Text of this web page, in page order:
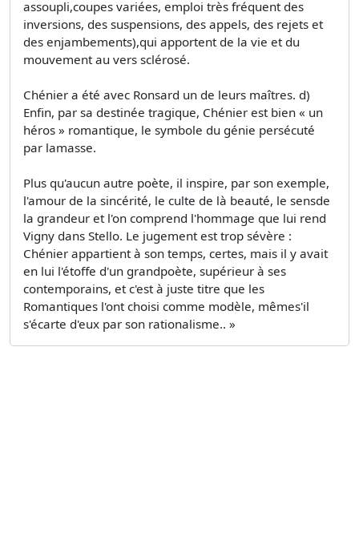
assoupli,coupes variées, emploi très fréquent des
inversions, des suspensions, des appels, des rejets et
des enjambements),qui apportent de la vie et du
mouvement au vers sclérosé.
Chénier a été avec Ronsard un de leurs maîtres. d)
Enfin, par sa destinée tragique, Chénier est bien « un
héros » romantique, le symbole du génie persécuté
par lamasse.
Plus qu'aucun autre poète, il inspire, par son exemple,
l'amour de la sincérité, le culte de là beauté, le sensde
la grandeur et l'on comprend l'hommage que lui rend
Vigny dans Stello. Le jugement est trop sévère :
Chénier appartient à son temps, certes, mais il y avait
en lui l'étoffe d'un grandpoète, supérieur à ses
contemporains, et c'est à juste titre que les
Romantiques l'ont choisi comme modèle, mêmes'il
s'écarte d'eux par son rationalisme.. »